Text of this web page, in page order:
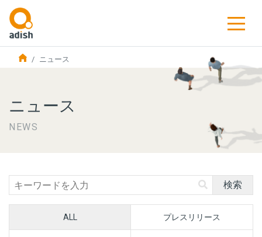
ニュース
ニュース
NEWS
検索
ALL プレスリリース